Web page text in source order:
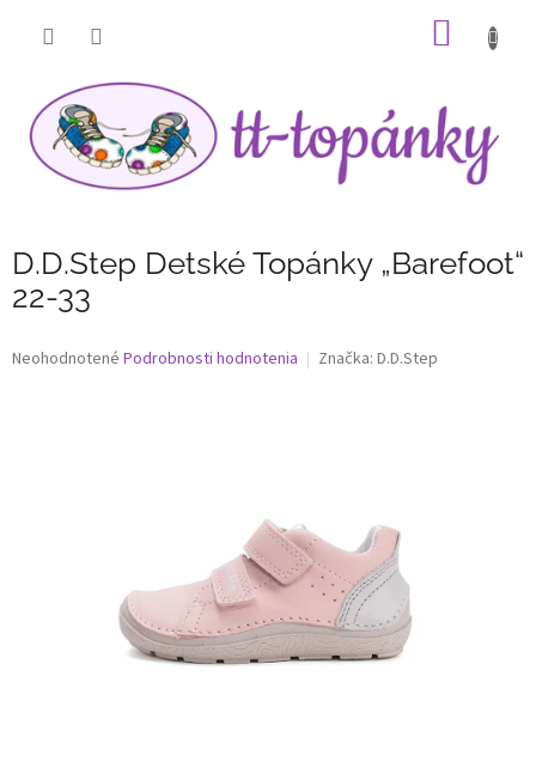
D.D.Step Detské Topánky „Barefoot“
22-33
Priemerné
Neohodnotené Podrobnosti hodnotenia Značka: D.D.Step